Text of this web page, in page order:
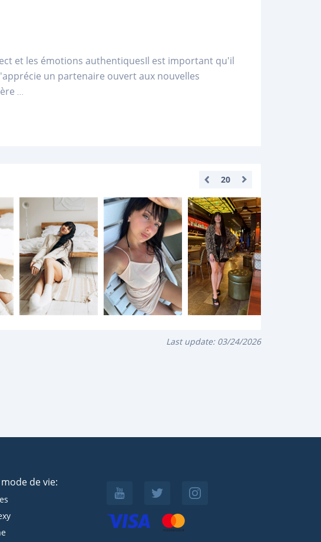
et les émotions authentiquesIl est important qu'il
un partenaire ouvert aux nouvelles
...
20
Last update: 03/24/2026
de vie: